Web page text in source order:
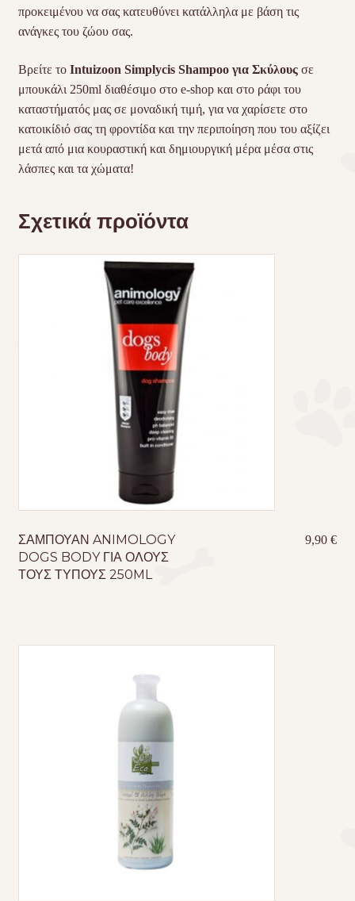
προκειμένου να σας κατευθύνει κατάλληλα με βάση τις
ανάγκες του ζώου σας.
Βρείτε το Intuizoon Simplycis Shampoo για Σκύλουςσε
μπουκάλι 250ml διαθέσιμο στο e-shop και στο ράφι του
καταστήματός μας σε μοναδική τιμή, για να χαρίσετε στο
κατοικίδιό σας τη φροντίδα και την περιποίηση που του αξίζει
μετά από μια κουραστική και δημιουργική μέρα μέσα στις
λάσπες και τα χώματα!
Σχετικά προϊόντα
ΣΑΜΠΟΥΑΝ ANIMOLOGY
DOGS BODY ΓΙΑ ΟΛΟΥΣ
ΤΟΥΣ ΤΥΠΟΥΣ 250ML
9,90€